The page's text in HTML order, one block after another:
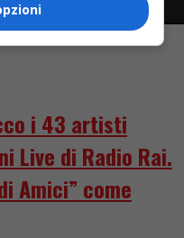
i 43 artisti
Live di Radio Rai.
Amici” come